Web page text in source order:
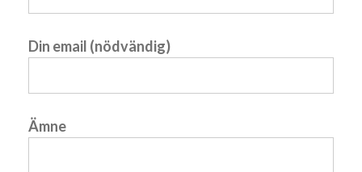
Din email (nödvändig)
Ämne